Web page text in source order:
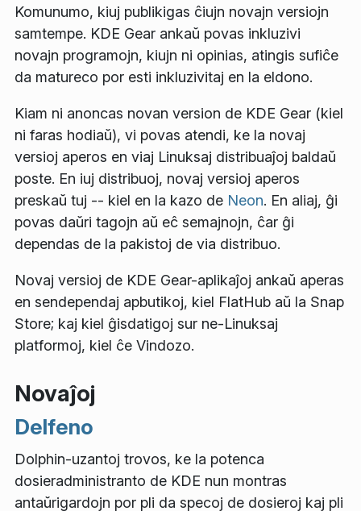
Komunumo, kiuj publikigas ĉiujn novajn versiojn
samtempe. KDE Gear ankaŭ povas inkluzivi
novajn programojn, kiujn ni opinias, atingis sufiĉe
da matureco por esti inkluzivitaj en la eldono.
Kiam ni anoncas novan version de KDE Gear (kiel
ni faras hodiaŭ), vi povas atendi, ke la novaj
versioj aperos en viaj Linuksaj distribuaĵoj baldaŭ
poste. En iuj distribuoj, novaj versioj aperos
preskaŭ tuj -- kiel en la kazo de Neon. En aliaj, ĝi
povas daŭri tagojn aŭ eĉ semajnojn, ĉar ĝi
dependas de la pakistoj de via distribuo.
Novaj versioj de KDE Gear-aplikaĵoj ankaŭ aperas
en sendependaj apbutikoj, kiel FlatHub aŭ la Snap
Store; kaj kiel ĝisdatigoj sur ne-Linuksaj
platformoj, kiel ĉe Vindozo.
Novaĵoj
Delfeno
Dolphin-uzantoj trovos, ke la potenca
dosieradministranto de KDE nun montras
antaŭrigardojn por pli da specoj de dosieroj kaj pli